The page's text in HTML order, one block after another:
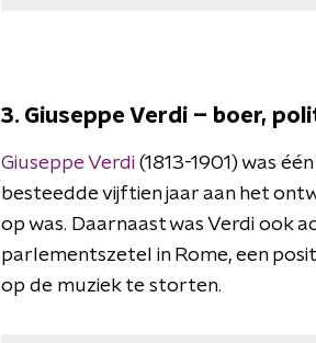
3. Giuseppe Verdi – boer,
Giuseppe Verdi (1813-1901) was
besteedde vijftien jaar aan het
op was. Daarnaast was Verdi ook
parlementszetel in Rome, een
op de muziek te storten.